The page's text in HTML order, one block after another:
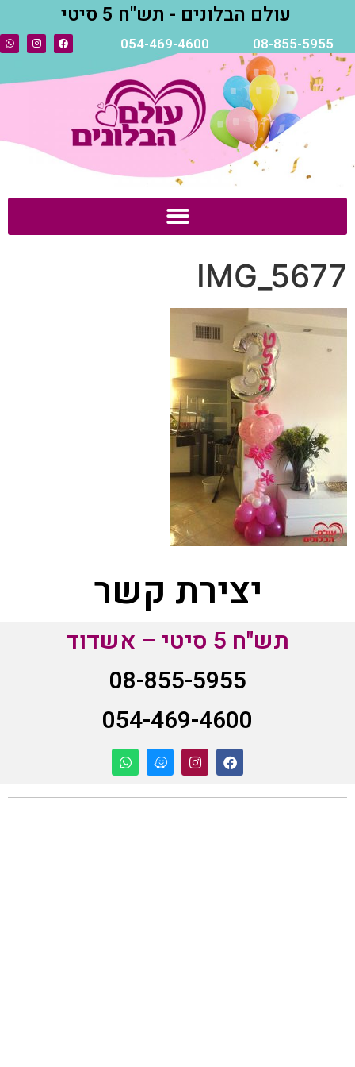
עולם הבלונים - תש"ח 5 סיטי
08-855-5955
054-469-4600
IMG_5677
יצירת קשר
תש"ח 5 סיטי – אשדוד
08-855-5955
054-469-4600